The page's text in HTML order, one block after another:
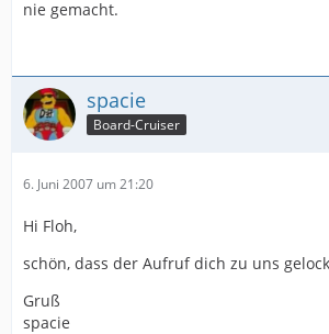
nie gemacht.
spacie
Board-Cruiser
6. Juni 2007 um 21:20
Hi Floh,
schön, dass der Aufruf dich zu uns
Gruß
spacie